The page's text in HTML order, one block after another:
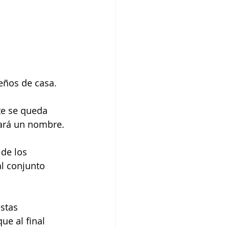
de casa.
se queda
un nombre.
los
conjunto
al final